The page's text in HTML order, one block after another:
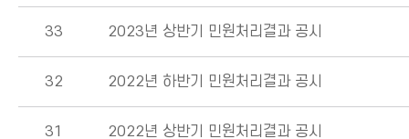
33 2023년 상반기 민원처리결과 공시
32 2022년 하반기 민원처리결과 공시
31 2022년 상반기 민원처리결과 공시